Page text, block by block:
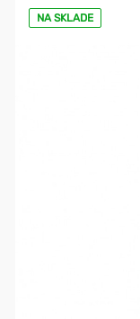
NA SKLADE